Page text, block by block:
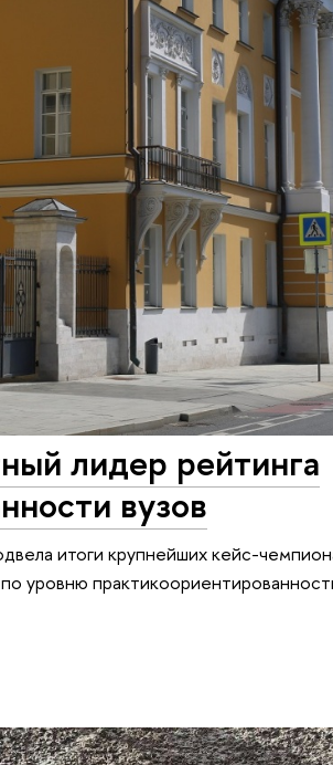
лидер рейтинга
вузов
итоги крупнейших кейс-
уровню